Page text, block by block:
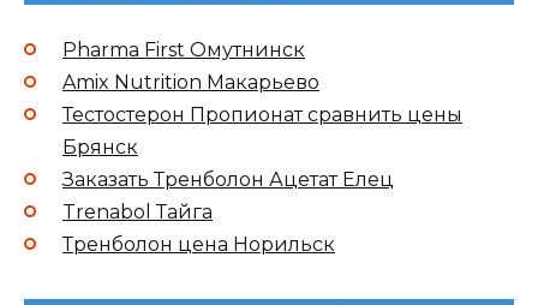
Pharma First Омутнинск
Amix Nutrition Макарьево
Тестостерон Пропионат сравнить цены
Брянск
Заказать Тренболон Ацетат Елец
Trenabol Тайга
Тренболон цена Норильск